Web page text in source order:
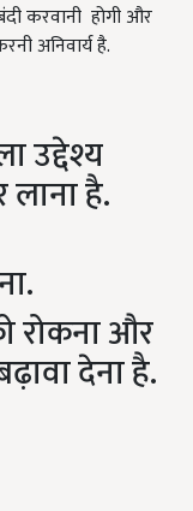
करवानी होगी और
अनिवार्य है.
उद्देश्य
है.
रोकना और
देना है.